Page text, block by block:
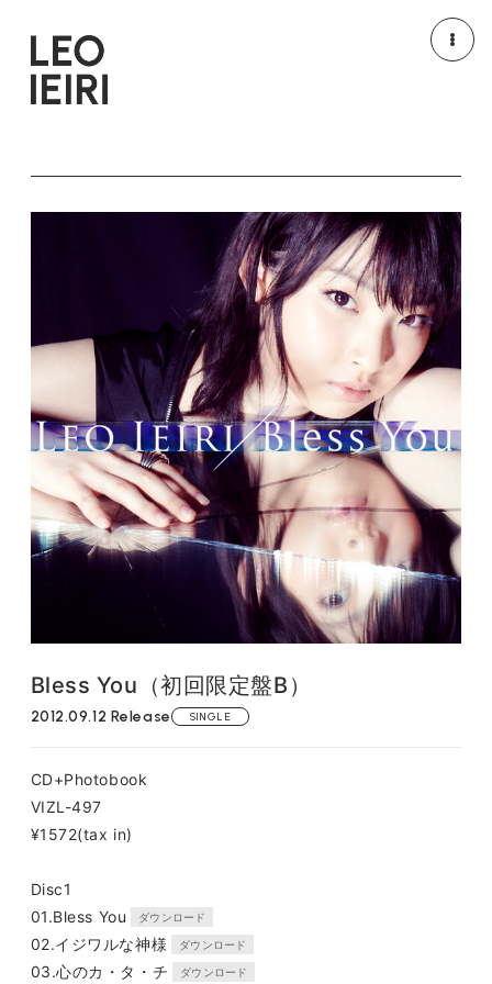
LIVE/EVENT
MOVIE
DISCOGRAPHY
HOME
FANCLUB CONTENTS
JOIN LOGIN
MONTHLY LEO
LEO REPORT
TOPICS
RADIO
TICKET
Bless You（初回限定盤B）
2012.09.12 Release SINGLE
CD+Photobook
VIZL-497
¥1572(tax in)
Disc1
01.Bless You
ダウンロード
02.イジワルな神様 ダウンロード
03.心のカ・タ・チ ダウンロード